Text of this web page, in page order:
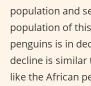
population and
population of this
penguins is in
decline is similar
like the African